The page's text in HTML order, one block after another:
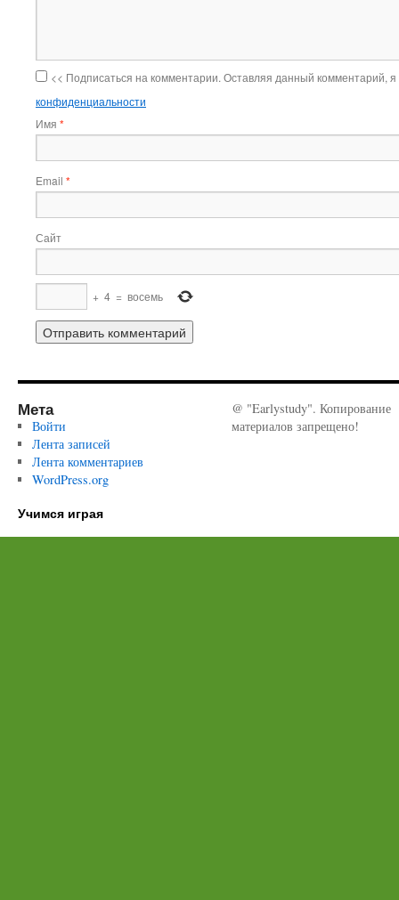
<< Подписаться на комментарии. Оставляя данный комментарий,
конфиденциальности
Имя *
Email *
Сайт
+ 4 = восемь
Мета
Войти
Лента записей
Лента комментариев
WordPress.org
@ "Earlystudy". Копирование
материалов запрещено!
Учимся играя